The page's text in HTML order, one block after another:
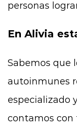
personas
En Alivia
Sabemos que
autoinmunes
especializado
contamos